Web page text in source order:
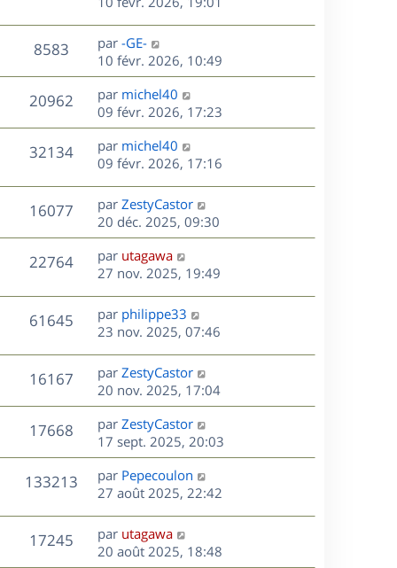
es
a
g
e
m
e
s
s
a
g
e
e
r
m
e
s
s
a
g
e
u
n
i
e
r
m
e
s
s
e
8583V
u
e
s
D
e
r
n
i
e
r
m
e
s
s
a
g
e
par -GE-
10 févr. 2026, 10:49
20962V
u
D
e
r
n
i
e
r
m
e
s
s
e
par michel40
09 févr. 2026, 17:23
32134V
u
e
D
e
n
i
e
r
m
s
a
g
e
par michel40
09 févr. 2026, 17:16
16077V
u
D
e
r
n
i
e
r
m
s
a
e
par ZestyCastor
20 déc. 2025, 09:30
22764V
u
e
s
D
e
n
i
r
m
e
s
a
e
par utagawa
27 nov. 2025, 19:49
61645V
u
e
D
e
n
i
e
r
m
e
s
s
e
par philippe33
23 nov. 2025, 07:46
16167V
u
e
s
D
e
r
n
i
e
r
m
e
s
s
par ZestyCastor
20 nov. 2025, 17:04
17668V
u
e
D
e
r
n
i
r
m
e
par ZestyCastor
17 sept. 2025, 20:03
133213V
u
D
e
i
e
par Pepecoulon
27 août 2025, 22:42
17245V
D
e
par utagawa
20 août 2025, 18:48